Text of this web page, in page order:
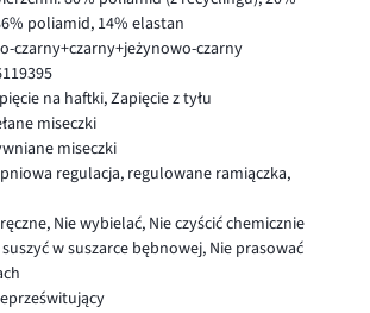
poliamid, 14% elastan
czarny+czarny+jeżynowo-czarny
na haftki, Zapięcie z tyłu
miseczki
miseczki
regulacja, regulowane ramiączka,
Nie wybielać, Nie czyścić chemicznie
suszyć w suszarce bębnowej, Nie prasować